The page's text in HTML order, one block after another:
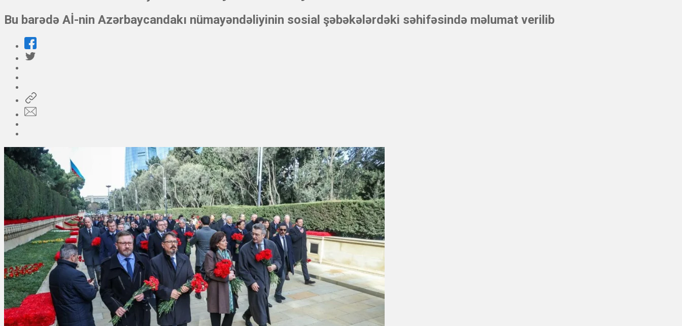
Bu barədə Aİ-nin Azərbaycandakı nümayəndəliyinin sosial şəbəkələrdəki səhifəsində məlumat verilib